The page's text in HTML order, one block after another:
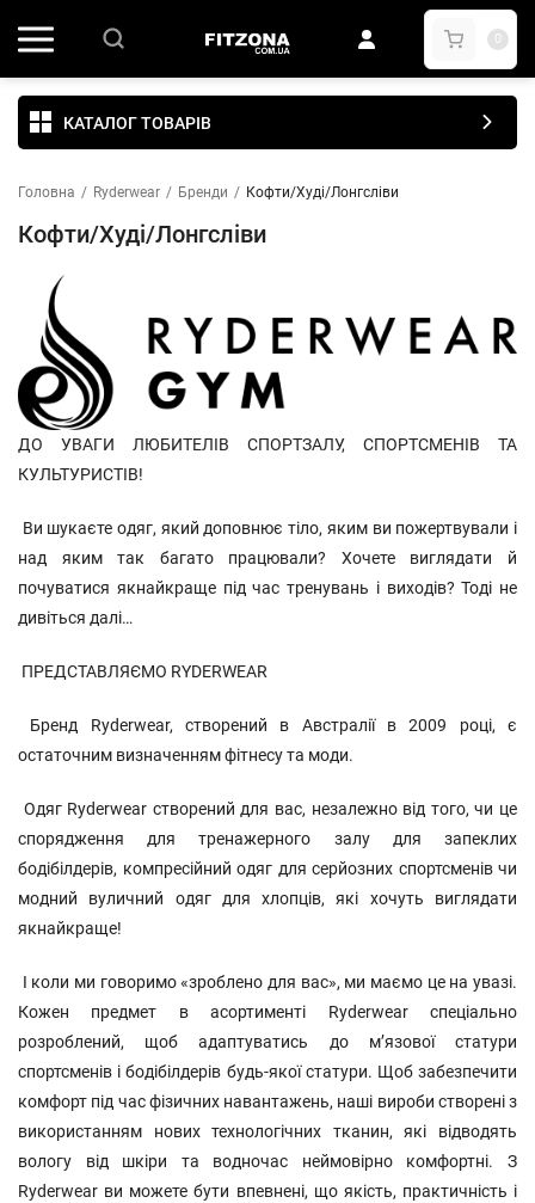
0
КАТАЛОГ ТОВАРІВ
Головна / Ryderwear / Бренди / Кофти/Худі/Лонгсліви
Кофти/Худі/Лонгсліви
ДО УВАГИ ЛЮБИТЕЛІВ СПОРТЗАЛУ, СПОРТСМЕНІВ ТА
КУЛЬТУРИСТІВ!
Ви шукаєте одяг, який доповнює тіло, яким ви пожертвували і
над яким так багато працювали? Хочете виглядати й
почуватися якнайкраще під час тренувань і виходів? Тоді не
дивіться далі…
ПРЕДСТАВЛЯЄМО RYDERWEAR
Бренд Ryderwear, створений в Австралії в 2009 році, є
остаточним визначенням фітнесу та моди.
Одяг Ryderwear створений для вас, незалежно від того, чи це
спорядження для тренажерного залу для запеклих
бодібілдерів, компресійний одяг для серйозних спортсменів чи
модний вуличний одяг для хлопців, які хочуть виглядати
якнайкраще!
І коли ми говоримо «зроблено для вас», ми маємо це на увазі.
Кожен предмет в асортименті Ryderwear спеціально
розроблений, щоб адаптуватись до м’язової статури
спортсменів і бодібілдерів будь-якої статури. Щоб забезпечити
комфорт під час фізичних навантажень, наші вироби створені з
використанням нових технологічних тканин, які відводять
вологу від шкіри та водночас неймовірно комфортні. З
Ryderwear ви можете бути впевнені, що якість, практичність і